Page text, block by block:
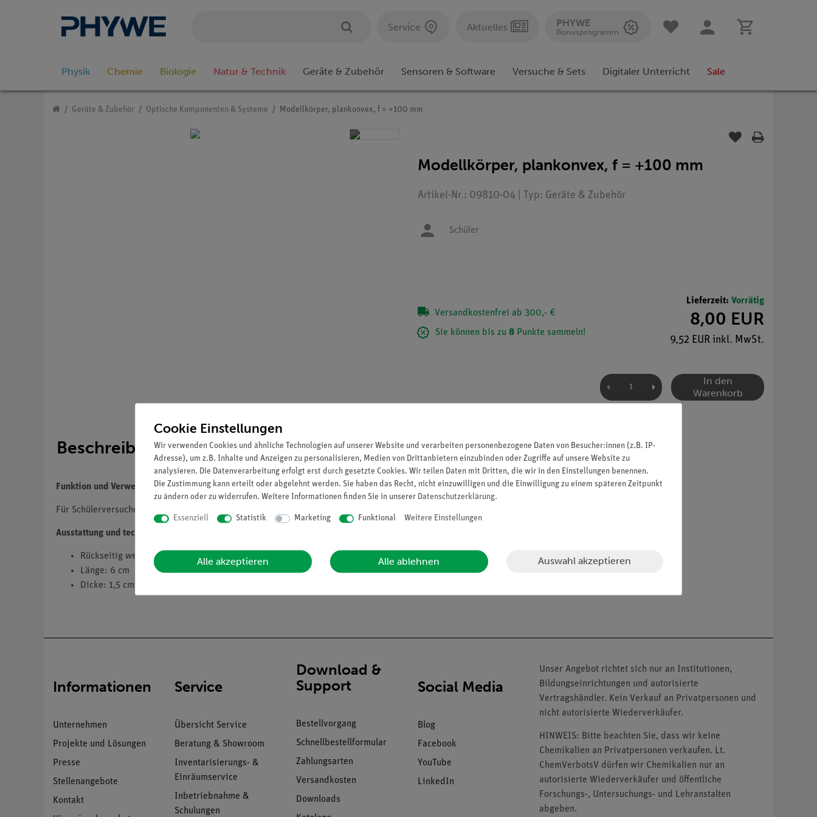
Service Aktuelles PHYWE
Bonusprogramm
Physik Chemie Biologie Natur & Technik Geräte & Zubehör Sensoren & Software Versuche & Sets Digitaler Unterricht Sale
Geräte & Zubehör Optische Komponenten & Systeme Modellkörper, plankonvex, f = +100 mm
Modellkörper, plankonvex, f = +100 mm
Artikel-Nr.: 09810-04 | Typ: Geräte & Zubehör
Schüler
Versandkostenfrei ab 300,- €
Sie können bis zu 8 Punkte sammeln!
Lieferzeit: Vorrätig
8,00 EUR
9,52 EUR inkl. MwSt.
In den
Warenkorb
Beschreibung
Funktion und Verwendung
Für Schülerversuche zur Optik mit der Leuchtbox (09801-00) auf der Tischplatte.
Ausstattung und technische Daten
Rückseitig weiß lackierter Plexiglaskörper
Länge: 6 cm
Dicke: 1,5 cm
Informationen
Unternehmen
Projekte und Lösungen
Presse
Stellenangebote
Kontakt
Service
Übersicht Service
Beratung & Showroom
Inventarisierungs- &
Einräumservice
Inbetriebnahme &
Schulungen
Download &
Support
Bestellvorgang
Schnellbestellformular
Zahlungsarten
Versandkosten
Downloads
Social Media
Blog
Facebook
YouTube
LinkedIn
Unser Angebot richtet sich nur an Institutionen,
Bildungseinrichtungen und autorisierte
Vertragshändler. Kein Verkauf an Privatpersonen und
nicht autorisierte Wiederverkäufer.
HINWEIS: Bitte beachten Sie, dass wir keine
Chemikalien an Privatpersonen verkaufen. Lt.
ChemVerbotsV dürfen wir Chemikalien nur an
autorisierte Wiederverkäufer und öffentliche
Forschungs-, Untersuchungs- und Lehranstalten
abgeben.
Cookie Einstellungen
Wir verwenden Cookies und ähnliche Technologien auf unserer Website und verarbeiten personenbezogene Daten von Besucher:innen (z.B. IP-
Adresse), um z.B. Inhalte und Anzeigen zu personalisieren, Medien von Drittanbietern einzubinden oder Zugriffe auf unsere Website zu
analysieren. Die Datenverarbeitung erfolgt erst durch gesetzte Cookies. Wir teilen Daten mit Dritten, die wir in den Einstellungen benennen.
Die Zustimmung kann erteilt oder abgelehnt werden. Sie haben das Recht, nicht einzuwilligen und die Einwilligung zu einem späteren Zeitpunkt
zu ändern oder zu widerrufen. Weitere Informationen finden Sie in unserer Daten­schutz­erklärung.
Essenziell Statistik Marketing Funktional Weitere Einstellungen
Alle akzeptieren Alle ablehnen Auswahl akzeptieren